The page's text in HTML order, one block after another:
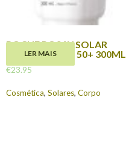
ROCHE POSAY SOLAR
ANTHELIOS XL 50+ 300ML
€23.95
LER MAIS
Cosmética, Solares, Corpo